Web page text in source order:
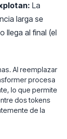
La
larga se
llega al final (el
Al reemplazar
procesa
lo que permite
dos tokens
de la